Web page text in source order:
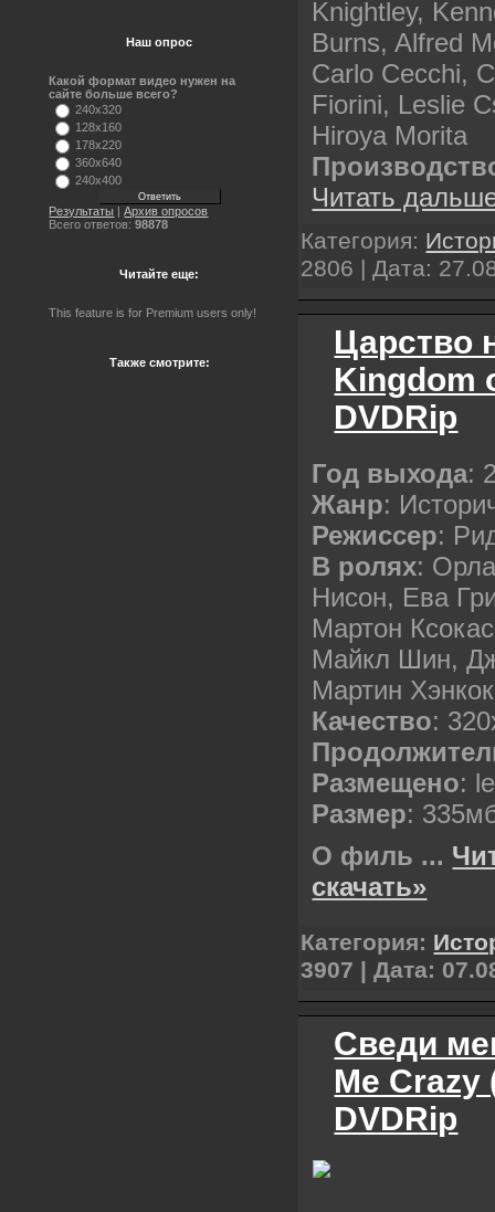
Наш опрос
Какой формат видео нужен на
сайте больше всего?
240x320
128x160
178x220
360x640
240x400
Результаты |Архив опросов
Всего ответов:98878
Читайте еще:
This feature is for Premium users only!
Также смотрите:
Knightley,
Burns, Alfred
Carlo Cecchi,
Fiorini, Leslie
Hiroya Morita
Читать
Категория:
2806 | Дата:
Царство
Kingdom
DVDRip
Год выхода:
Жанр:
Режиссер:
В ролях:
Нисон, Ева
Мартон
Майкл Шин,
Мартин
Качество:
Размещено:
Размер:
О филь ...
скачать»
Категория:
3907 | Дата:
Сведи
Me Crazy
DVDRip